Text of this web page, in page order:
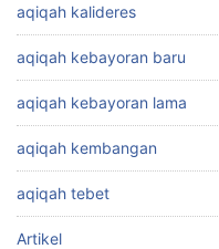
aqiqah kalideres
aqiqah kebayoran baru
aqiqah kebayoran lama
aqiqah kembangan
aqiqah tebet
Artikel